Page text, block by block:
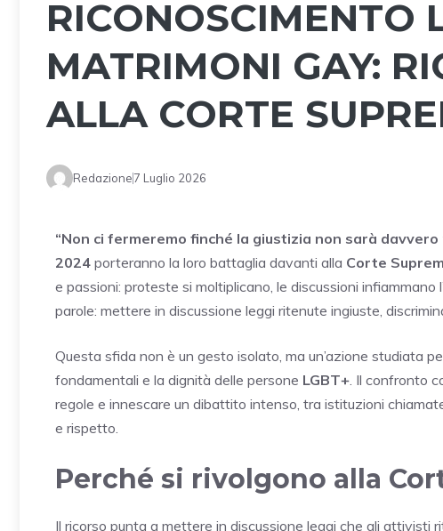
RICONOSCIMENTO
MATRIMONI GAY:
ALLA CORTE
Redazione7 Luglio 2026
“Non ci fermeremo finché la giustizia non sarà davvero
2024 porteranno la loro battaglia davanti alla Corte
e passioni: proteste si moltiplicano, le discussioni infiammano
parole: mettere in discussione leggi ritenute ingiuste,
Questa sfida non è un gesto isolato, ma un’azione studiata
fondamentali e la dignità delle persone LGBT+. Il confronto
regole e innescare un dibattito intenso, tra istituzioni
e rispetto.
Perché si rivolgono alla
Il ricorso punta a mettere in discussione leggi che gli attivisti